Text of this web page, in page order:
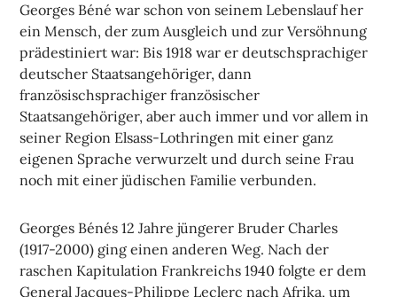
Georges Béné war schon von seinem Lebenslauf her
ein Mensch, der zum Ausgleich und zur Versöhnung
prädestiniert war: Bis 1918 war er deutschsprachiger
deutscher Staatsangehöriger, dann
französischsprachiger französischer
Staatsangehöriger, aber auch immer und vor allem in
seiner Region Elsass-Lothringen mit einer ganz
eigenen Sprache verwurzelt und durch seine Frau
noch mit einer jüdischen Familie verbunden.
Georges Bénés 12 Jahre jüngerer Bruder Charles
(1917-2000) ging einen anderen Weg. Nach der
raschen Kapitulation Frankreichs 1940 folgte er dem
General Jacques-Philippe Leclerc nach Afrika, um